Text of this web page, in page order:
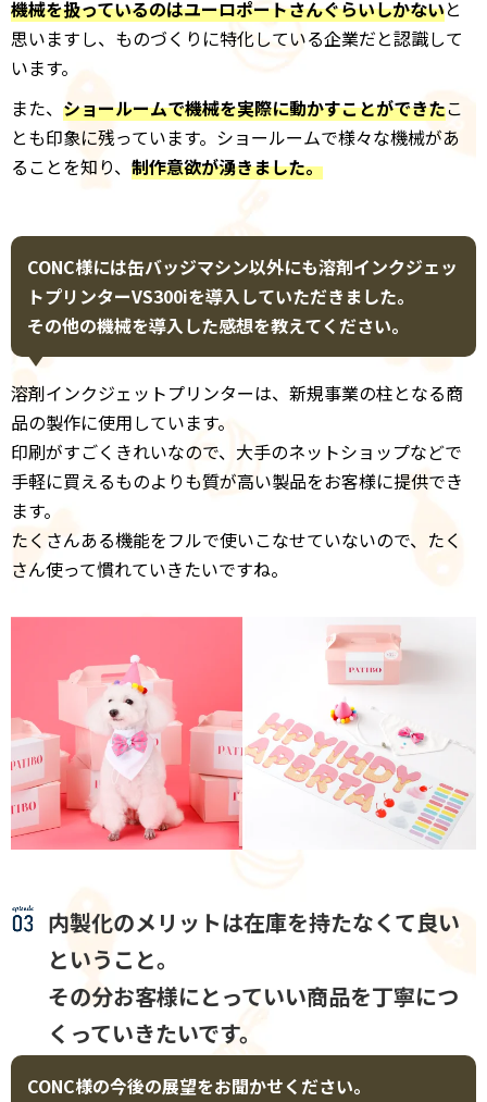
機械を扱っているのはユーロポートさんぐらいしかないと
思いますし、ものづくりに特化している企業だと認識して
います。
また、 ショールームで機械を実際に動かすことができたこ
とも印象に残っています。ショールームで様々な機械があ
ることを知り、 制作意欲が湧きました。
CONC様には缶バッジマシン以外にも溶剤インクジェッ
トプリンターVS300iを導入していただきました。
その他の機械を導入した感想を教えてください。
溶剤インクジェットプリンターは、新規事業の柱となる商
品の製作に使用しています。
印刷がすごくきれいなので、大手のネットショップなどで
手軽に買えるものよりも質が高い製品をお客様に提供でき
ます。
たくさんある機能をフルで使いこなせていないので、たく
さん使って慣れていきたいですね。
内製化のメリットは在庫を持たなくて良い
ということ。
その分お客様にとっていい商品を丁寧につ
くっていきたいです。
CONC様の今後の展望をお聞かせください。